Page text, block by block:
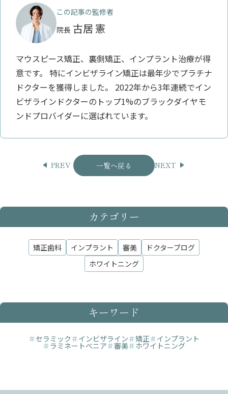
この記事の監修者
院長 古居 憲
マウスピース矯正、裏側矯正、インプラント治療が得
意です。 特にインビザライン矯正は最年少でプラチナ
ドクターを獲得しました。 2022年から3年連続でイン
ビザラインドクターのトップ1%のブラックダイヤモ
ンドプロバイダーに選ばれています。
PREV 一覧へ戻る NEXT
カテゴリー
矯正歯科 インプラント 審美
ドクターブログ
ホワイトニング
キーワード
＃セラミック ＃インビザライン＃矯正＃インプラント
＃ラミネートべニア＃審美＃ホワイトニング